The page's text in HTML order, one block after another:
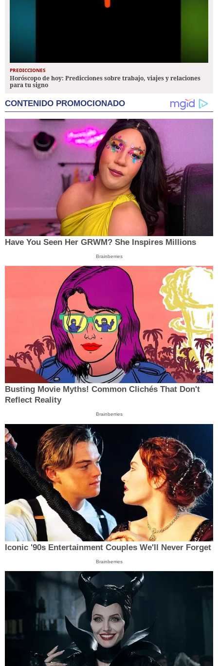
PREDICCIONES
Horóscopo de hoy: Predicciones sobre trabajo, viajes y relaciones
para tu signo
CONTENIDO PROMOCIONADO
Have You Seen Her GRWM? She Inspires Millions
Brainberries
Busting Movie Myths! Common Clichés That Don't
Reflect Reality
Brainberries
Iconic '90s Entertainment Couples We'll Never Forget
Brainberries